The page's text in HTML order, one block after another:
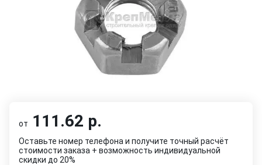
от 111.62 р.
Оставьте номер телефона и получите точный расчёт
стоимости заказа + возможность индивидуальной
скидки до 20%